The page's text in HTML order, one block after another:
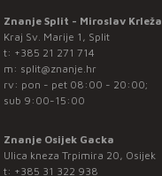
Znanje Split - Miroslav Krleža
Kraj Sv. Marije 1, Split
t: +385 21 271 714
m: split@znanje.hr
rv: pon - pet 08:00 - 20:00;
sub 9:00-15:00
Znanje Osijek Gacka
Ulica kneza Trpimira 20, Osijek
t: +385 31 322 938